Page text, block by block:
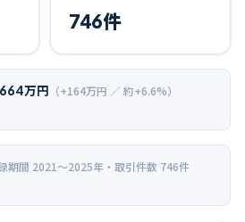
746件
万円 （+164万円 ／ 約+6.6%）
期間 2021〜2025年 ・取引件数 746件